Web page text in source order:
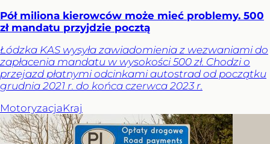
Pół miliona kierowców może mieć problemy. 500
zł mandatu przyjdzie pocztą
Łódzka KAS wysyła zawiadomienia z wezwaniami do
zapłacenia mandatu w wysokości 500 zł. Chodzi o
przejazd płatnymi odcinkami autostrad od początku
grudnia 2021 r. do końca czerwca 2023 r.
MotoryzacjaKraj